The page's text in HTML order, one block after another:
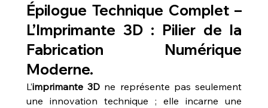
Épilogue Technique Complet –
L’Imprimante 3D : Pilier de la
Fabrication Numérique
Moderne.
L’imprimante 3D ne représente pas seulement
une innovation technique ; elle incarne une